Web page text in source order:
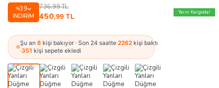
%39
İNDIRIM
736,99TL
450,99 TL
Yarın Kargoda!
Şu an 8 kişi bakıyor · Son 24 saatte 2262 kişi baktı
·351 kişi sepete ekledi